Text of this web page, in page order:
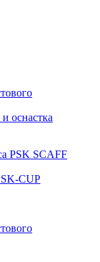
оснастка
PSK SCAFF
CUP